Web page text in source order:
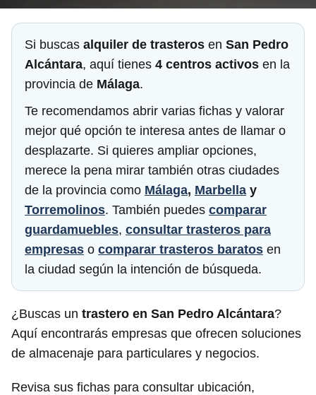
Si buscas alquiler de trasteros en San Pedro
Alcántara, aquí tienes 4 centros activos en la
provincia de Málaga.
Te recomendamos abrir varias fichas y valorar
mejor qué opción te interesa antes de llamar o
desplazarte. Si quieres ampliar opciones,
merece la pena mirar también otras ciudades
de la provincia como Málaga, Marbella y
Torremolinos. También puedes comparar
guardamuebles, consultar trasteros para
empresas o comparar trasteros baratos en
la ciudad según la intención de búsqueda.
¿Buscas un trastero en San Pedro Alcántara?
Aquí encontrarás empresas que ofrecen soluciones
de almacenaje para particulares y negocios.
Revisa sus fichas para consultar ubicación,